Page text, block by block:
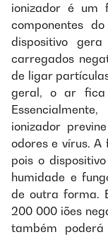
ionizador é um
componentes
dispositivo
carregados
de ligar
geral, o ar fica
ionizador
odores e vírus.
pois o
humidade e
de outra forma.
200 000 iões
também